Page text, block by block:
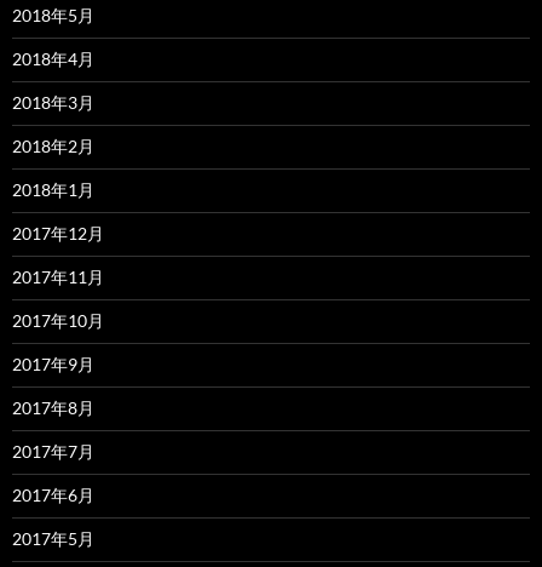
2018年5月
2018年4月
2018年3月
2018年2月
2018年1月
2017年12月
2017年11月
2017年10月
2017年9月
2017年8月
2017年7月
2017年6月
2017年5月